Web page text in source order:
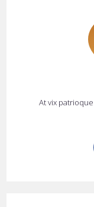
At vix